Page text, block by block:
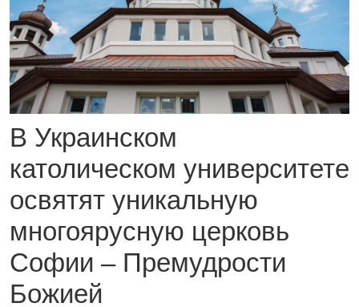
В Украинском
католическом университете
освятят уникальную
многоярусную церковь
Софии – Премудрости
Божией